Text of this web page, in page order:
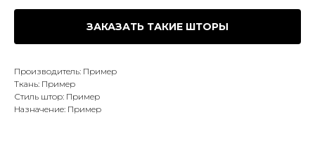
ЗАКАЗАТЬ ТАКИЕ ШТОРЫ
Производитель: Пример
Ткань: Пример
Стиль штор: Пример
Назначение: Пример